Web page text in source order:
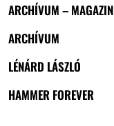
ARCHÍVUM – MAGAZIN
ARCHÍVUM
LÉNÁRD LÁSZLÓ
HAMMER FOREVER